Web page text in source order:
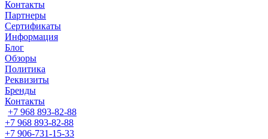
Контакты
Партнеры
Сертификаты
Информация
Блог
Обзоры
Политика
Реквизиты
Бренды
Контакты
+7 968 893-82-88
+7 968 893-82-88
+7 906-731-15-33